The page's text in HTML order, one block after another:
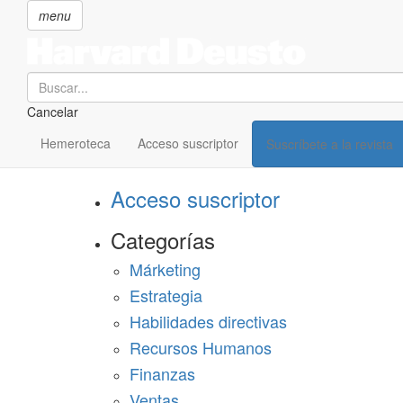
menu
Search
Cancelar
Hemeroteca Acceso suscriptor Suscríbete a la revista
SECCIONES
Suscríbete a Harvard Deusto
Acceso suscriptor
Categorías
Márketing
Estrategia
Habilidades directivas
Recursos Humanos
Finanzas